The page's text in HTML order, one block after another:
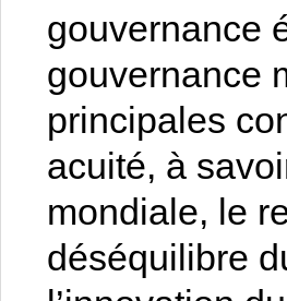
gouvernance
gouvernance
principales
acuité, à
mondiale, le
déséquilibre